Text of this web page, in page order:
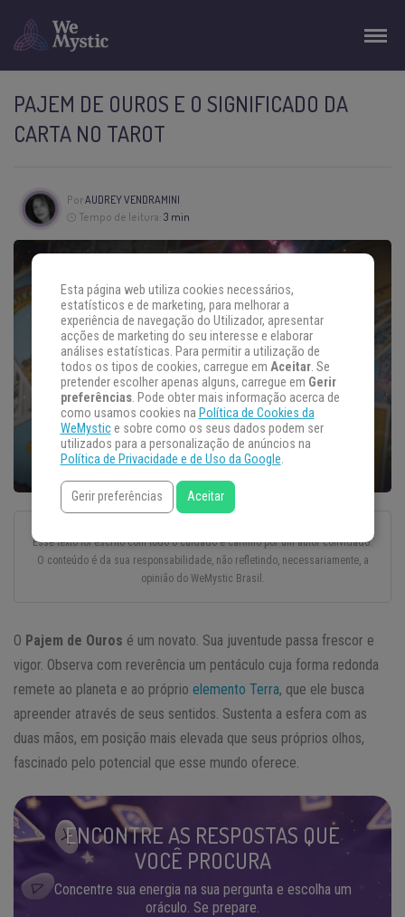
PAJEM DE OUROS E O SIGNIFICADO DA
CARTA NO TAROT
PorAUDREY VENDRAMINI
Tempo de leitura: 3 min
Esse texto foi escrito com todo o cuidado e carinho por um autor convidado.
O conteúdo é da sua responsabilidade, não refletindo, necessariamente, a
opinião do WeMystic Brasil.
O Pajem de Ouros é um novato. Sua juventude passa frescor e
vigor. Observa com reverência um pentáculo cuja forma redonda
remete ao planeta e ao próprio elemento Terra, que ele busca
apreender através de seus sentidos. Sustenta a esfera com as
duas mãos, em posição mais elevada que seus próprios olhos,
fascinado pelo potencial que esse mundo oferece.
ENCONTRE AS RESPOSTAS QUE
VOCÊ PROCURA
Concentre sua energia na sua pergunta e escolha um
oráculo. Se prepare.
Esta página web utiliza cookies necessários,
estatísticos e de marketing, para melhorar a
experiência de navegação do Utilizador, apresentar
acções de marketing do seu interesse e elaborar
análises estatísticas. Para permitir a utilização de
todos os tipos de cookies, carregue em Aceitar. Se
pretender escolher apenas alguns, carregue em Gerir
preferências. Pode obter mais informação acerca de
como usamos cookies na Política de Cookies da
WeMystice sobre como os seus dados podem ser
utilizados para a personalização de anúncios na
Política de Privacidade e de Uso da Google.
Gerir preferências Aceitar